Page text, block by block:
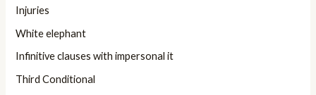
p
Injuries
White elephant
Infinitive clauses with impersonal it
Third Conditional